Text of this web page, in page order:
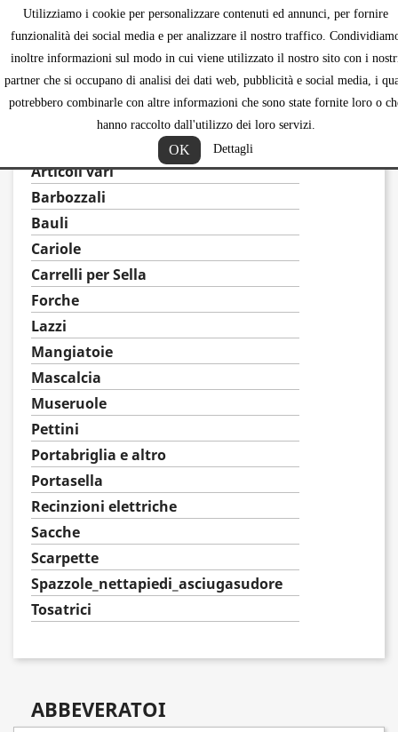
Utilizziamo i cookie per personalizzare contenuti ed annunci, per fornire
funzionalità dei social media e per analizzare il nostro traffico.
inoltre informazioni sul modo in cui viene utilizzato il nostro sito con i
partner che si occupano di analisi dei dati web, pubblicità e social media, i
potrebbero combinarle con altre informazioni che sono state fornite loro o
hanno raccolto dall'utilizzo dei loro servizi.
OK Dettagli

Articoli vari
Barbozzali
Bauli
Cariole
Carrelli per Sella
Forche
Lazzi
Mangiatoie
Mascalcia
Museruole
Pettini
Portabriglia e altro
Portasella
Recinzioni elettriche
Sacche
Scarpette
Spazzole_nettapiedi_asciugasudore
Tosatrici
ABBEVERATOI